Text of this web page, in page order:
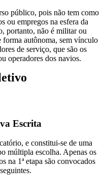
público, pois não tem como
ou empregos na esfera da
portanto, não é militar ou
autônoma, sem vínculo
de serviço, que são os
operadores dos navios.
Escrita
e constitui-se de uma
múltipla escolha. Apenas os
na 1ª etapa são convocados